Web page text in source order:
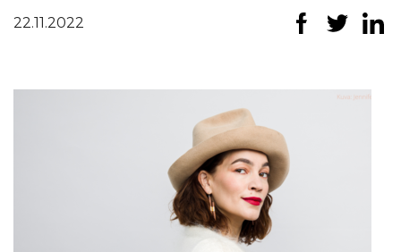
Etsi
22.11.2022